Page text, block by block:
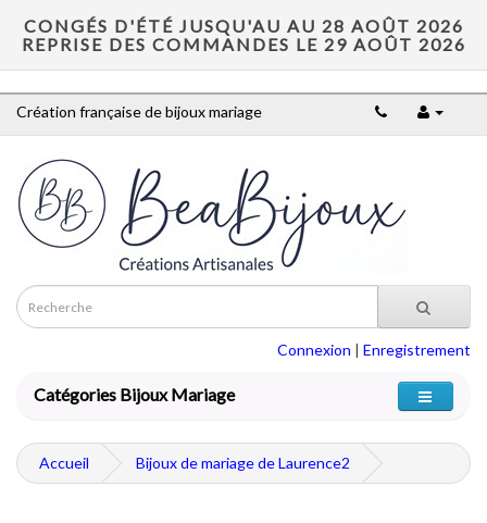
CONGÉS D'ÉTÉ JUSQU'AU AU 28 AOÛT 2026
REPRISE DES COMMANDES LE 29 AOÛT 2026
Création française de bijoux mariage
Connexion | Enregistrement
Catégories Bijoux Mariage
Accueil Bijoux de mariage de Laurence2